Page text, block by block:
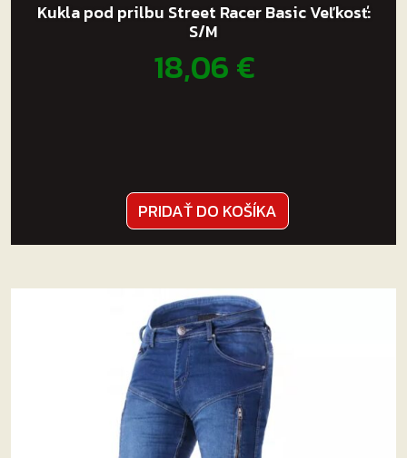
Kukla pod prilbu Street Racer Basic Veľkosť:
S/M
18,06€
PRIDAŤ DO KOŠÍKA